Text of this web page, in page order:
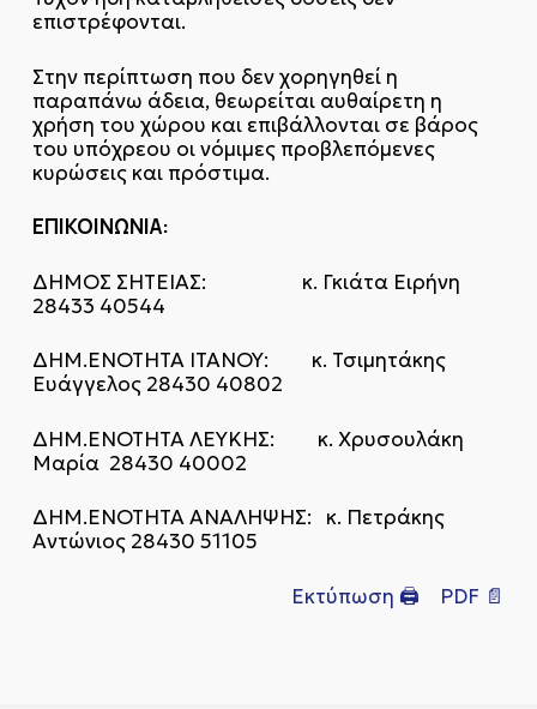
επιστρέφονται.
Στην περίπτωση που δεν χορηγηθεί η
παραπάνω άδεια, θεωρείται αυθαίρετη η
χρήση του χώρου και επιβάλλονται σε βάρος
του υπόχρεου οι νόμιμες προβλεπόμενες
κυρώσεις και πρόστιμα.
ΕΠΙΚΟΙΝΩΝΙΑ:
ΔΗΜΟΣ ΣΗΤΕΙΑΣ: κ. Γκιάτα Ειρήνη
28433 40544
ΔΗΜ.ΕΝΟΤΗΤΑ ΙΤΑΝΟΥ: κ. Τσιμητάκης
Ευάγγελος 28430 40802
ΔΗΜ.ΕΝΟΤΗΤΑ ΛΕΥΚΗΣ: κ. Χρυσουλάκη
Μαρία 28430 40002
ΔΗΜ.ΕΝΟΤΗΤΑ ΑΝΑΛΗΨΗΣ: κ. Πετράκης
Αντώνιος 28430 51105
Εκτύπωση 🖨 PDF 📄